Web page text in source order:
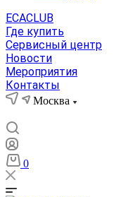
ECACLUB
Где купить
Сервисный центр
Новости
Мероприятия
Контакты
Москва
0